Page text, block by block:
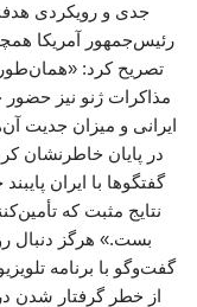
جدی و رویکردی
رئیس‌جمهور آمریکا
تصریح کرد:
مذاکرات ژنو نیز
ایرانی و میزان جدیت
در پایان خاطرنشان
گفتگوها با ایران
نتایج مثبت که
بست.» هرگز دنبال
گفت‌وگو با برنامه
از خطر گرفتار شدن